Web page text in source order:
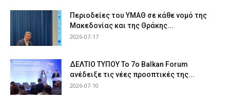
Περιοδείες του ΥΜΑΘ σε κάθε νομό της
Μακεδονίας και της Θράκης...
2026-07-17
ΔΕΛΤΙΟ ΤΥΠΟΥ Το 7ο Balkan Forum
ανέδειξε τις νέες προοπτικές της...
2026-07-10